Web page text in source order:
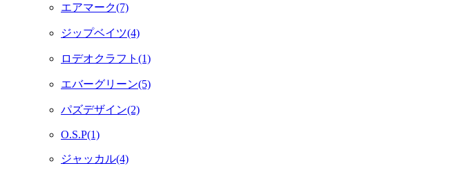
エアマーク(7)
ジップベイツ(4)
ロデオクラフト(1)
エバーグリーン(5)
パズデザイン(2)
O.S.P(1)
ジャッカル(4)